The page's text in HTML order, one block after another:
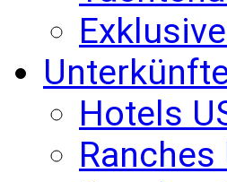
Hotels
Ranches